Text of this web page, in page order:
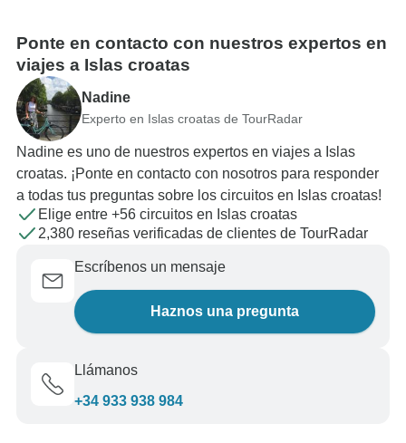
Ponte en contacto con nuestros expertos en
viajes a Islas croatas
Nadine
Experto en Islas croatas de TourRadar
Nadine es uno de nuestros expertos en viajes a Islas
croatas. ¡Ponte en contacto con nosotros para responder
a todas tus preguntas sobre los circuitos en Islas croatas!
Elige entre +56 circuitos en Islas croatas
2,380 reseñas verificadas de clientes de TourRadar
Escríbenos un mensaje
Haznos una pregunta
Llámanos
+34 933 938 984